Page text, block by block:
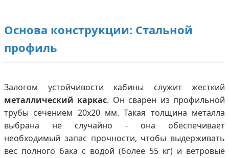
Основа конструкции: Стальной
профиль
Залогом устойчивости кабины служит жесткий
металлический каркас. Он сварен из профильной
трубы сечением 20х20 мм. Такая толщина металла
выбрана не случайно - она обеспечивает
необходимый запас прочности, чтобы выдерживать
вес полного бака с водой (более 55 кг) и ветровые